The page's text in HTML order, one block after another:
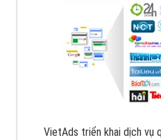
VietAds triển khai dịch vụ